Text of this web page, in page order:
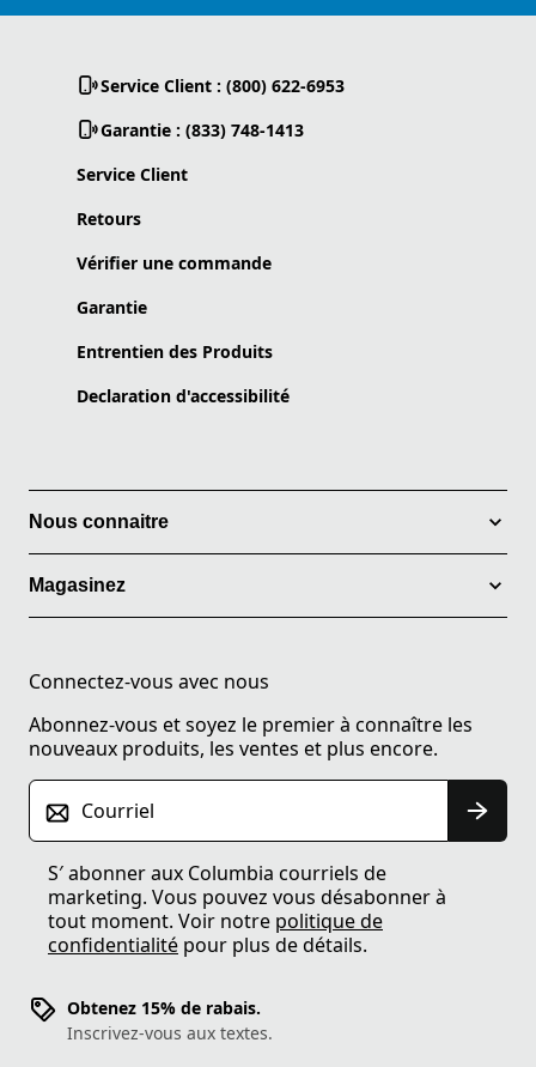
Service Client : (800) 622-6953
Garantie : (833) 748-1413
Service Client
Retours
Vérifier une commande
Garantie
Entrentien des Produits
Declaration d'accessibilité
Nous connaitre
Magasinez
Connectez-vous avec nous
Abonnez-vous et soyez le premier à connaître les
nouveaux produits, les ventes et plus encore.
Courriel
S′ abonner aux Columbia courriels de
marketing. Vous pouvez vous désabonner à
tout moment. Voir notre politique de
confidentialité pour plus de détails.
Obtenez 15% de rabais.
Inscrivez-vous aux textes.